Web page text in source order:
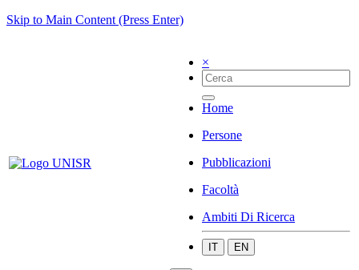
Skip to Main Content (Press Enter)
×
Home
Persone
Pubblicazioni
Facoltà
Ambiti Di Ricerca
IT EN